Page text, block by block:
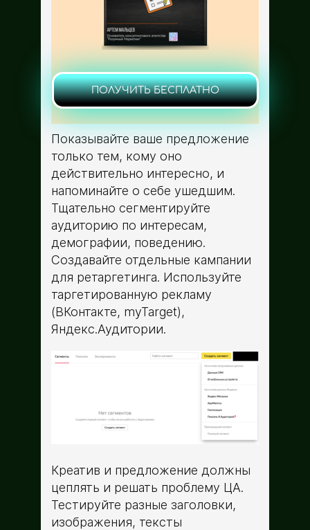
ПОЛУЧИТЬ БЕСПЛАТНО
Показывайте ваше предложение
только тем, кому оно
действительно интересно, и
напоминайте о себе ушедшим.
Тщательно сегментируйте
аудиторию по интересам,
демографии, поведению.
Создавайте отдельные кампании
для ретаргетинга. Используйте
таргетированную рекламу
(ВКонтакте, myTarget),
Яндекс.Аудитории.
Креатив и предложение должны
цеплять и решать проблему ЦА.
Тестируйте разные заголовки,
изображения, тексты